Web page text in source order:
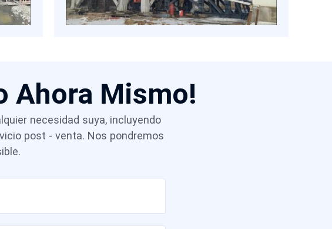
y
y cumplir con las regulaciones, a la vez que
se mantienen competitivos en el mercado
Ahora Mismo!
necesidad suya, incluyendo
post - venta. Nos pondremos